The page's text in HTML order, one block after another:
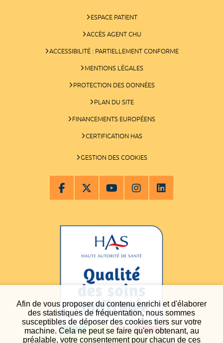
Afin de vous proposer du contenu enrichi et d'élaborer
des statistiques de fréquentation, nous sommes
susceptibles de déposer des cookies tiers sur votre
machine. Cela ne peut se faire qu'en obtenant, au
préalable, votre consentement pour chacun de ces
ESPACE PATIENT
ACCÈS AGENT CHU
ACCESSIBILITÉ : PARTIELLEMENT CONFORME
MENTIONS LÉGALES
PROTECTION DES DONNÉES
PLAN DU SITE
FINANCEMENTS EUROPÉENS
CERTIFICATION HAS
GESTION DES COOKIES